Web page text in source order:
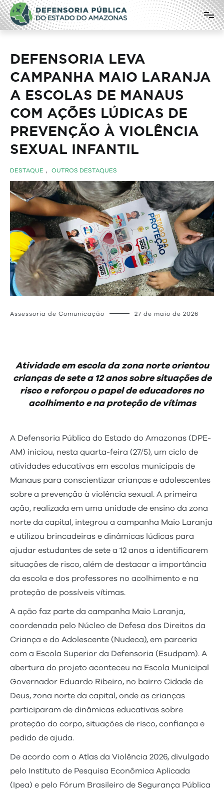
Pular
para
o
conteúdo
Defensoria Pública do Estado do
Amazonas
DEFENSORIA LEVA
CAMPANHA MAIO LARANJA
A ESCOLAS DE MANAUS
COM AÇÕES LÚDICAS DE
PREVENÇÃO À VIOLÊNCIA
SEXUAL INFANTIL
DESTAQUE , OUTROS DESTAQUES
Assessoria de Comunicação 27 de maio de 2026
Atividade em escola da zona norte orientou
crianças de sete a 12 anos sobre situações de
risco e reforçou o papel de educadores no
acolhimento e na proteção de vítimas
A Defensoria Pública do Estado do Amazonas (DPE-
AM) iniciou, nesta quarta-feira (27/5), um ciclo de
atividades educativas em escolas municipais de
Manaus para conscientizar crianças e adolescentes
sobre a prevenção à violência sexual. A primeira
ação, realizada em uma unidade de ensino da zona
norte da capital, integrou a campanha Maio Laranja
e utilizou brincadeiras e dinâmicas lúdicas para
ajudar estudantes de sete a 12 anos a identificarem
situações de risco, além de destacar a importância
da escola e dos professores no acolhimento e na
proteção de possíveis vítimas.
A ação faz parte da campanha Maio Laranja,
coordenada pelo Núcleo de Defesa dos Direitos da
Criança e do Adolescente (Nudeca), em parceria
com a Escola Superior da Defensoria (Esudpam). A
abertura do projeto aconteceu na Escola Municipal
Governador Eduardo Ribeiro, no bairro Cidade de
Deus, zona norte da capital, onde as crianças
participaram de dinâmicas educativas sobre
proteção do corpo, situações de risco, confiança e
pedido de ajuda.
De acordo com o Atlas da Violência 2026, divulgado
pelo Instituto de Pesquisa Econômica Aplicada
(Ipea) e pelo Fórum Brasileiro de Segurança Pública